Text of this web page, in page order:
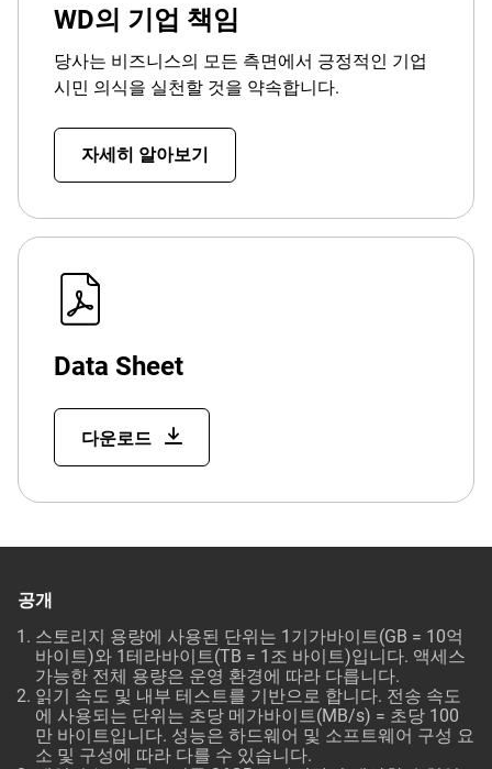
WD의 기업 책임
당사는 비즈니스의 모든 측면에서 긍정적인 기업
시민 의식을 실천할 것을 약속합니다.
자세히 알아보기
Data Sheet
다운로드
공개
스토리지 용량에 사용된 단위는 1기가바이트(GB = 10억
바이트)와 1테라바이트(TB = 1조 바이트)입니다. 액세스
가능한 전체 용량은 운영 환경에 따라 다릅니다.
읽기 속도 및 내부 테스트를 기반으로 합니다. 전송 속도
에 사용되는 단위는 초당 메가바이트(MB/s) = 초당 100
만 바이트입니다. 성능은 하드웨어 및 소프트웨어 구성 요
소 및 구성에 따라 다를 수 있습니다.